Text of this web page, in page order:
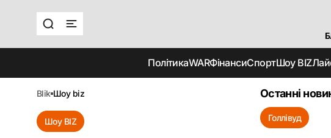
ПолітикаWARФінансиСпортШоу BIZ
blik шоу biz
Шоу BIZ
Останні
Голлівуд